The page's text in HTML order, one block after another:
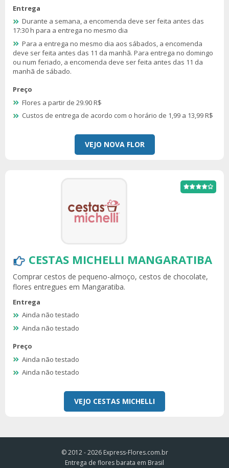
Entrega
Durante a semana, a encomenda deve ser feita antes das
17:30 h para a entrega no mesmo dia
Para a entrega no mesmo dia aos sábados, a encomenda
deve ser feita antes das 11 da manhã. Para entrega no domingo
ou num feriado, a encomenda deve ser feita antes das 11 da
manhã de sábado.
Preço
Flores a partir de 29.90 R$
Custos de entrega de acordo com o horário de 1,99 a 13,99 R$
VEJO NOVA FLOR
CESTAS MICHELLI MANGARATIBA
Comprar cestos de pequeno-almoço, cestos de chocolate,
flores entregues em Mangaratiba.
Entrega
Ainda não testado
Ainda não testado
Preço
Ainda não testado
Ainda não testado
VEJO CESTAS MICHELLI
© 2012 - 2026 Express-Flores.com.br
Entrega de flores barata em Brasil